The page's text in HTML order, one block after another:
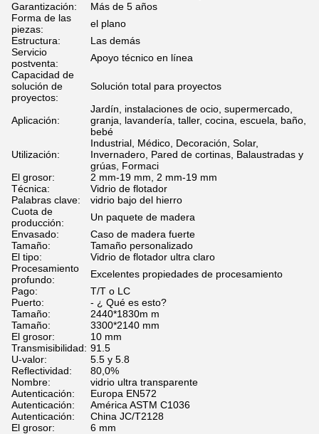
Garantización:
Más de 5 años
Forma de las
piezas:
el plano
Estructura:
Las demás
Servicio
postventa:
Apoyo técnico en línea
Capacidad de
solución de
proyectos:
Solución total para proyectos
Aplicación:
Jardín, instalaciones de ocio, supermercado,
granja, lavandería, taller, cocina, escuela, baño,
bebé
Utilización:
Industrial, Médico, Decoración, Solar,
Invernadero, Pared de cortinas, Balaustradas y
grúas, Formaci
El grosor:
2 mm-19 mm, 2 mm-19 mm
Técnica:
Vidrio de flotador
Palabras clave:
vidrio bajo del hierro
Cuota de
producción:
Un paquete de madera
Envasado:
Caso de madera fuerte
Tamaño:
Tamaño personalizado
El tipo:
Vidrio de flotador ultra claro
Procesamiento
profundo:
Excelentes propiedades de procesamiento
Pago:
T/T o LC
Puerto:
- ¿ Qué es esto?
Tamaño:
2440*1830m m
Tamaño:
3300*2140 mm
El grosor:
10 mm
Transmisibilidad: 91.5
U-valor:
5.5 y 5.8
Reflectividad:
80,0%
Nombre:
vidrio ultra transparente
Autenticación:
Europa EN572
Autenticación:
América ASTM C1036
Autenticación:
China JC/T2128
El grosor:
6 mm